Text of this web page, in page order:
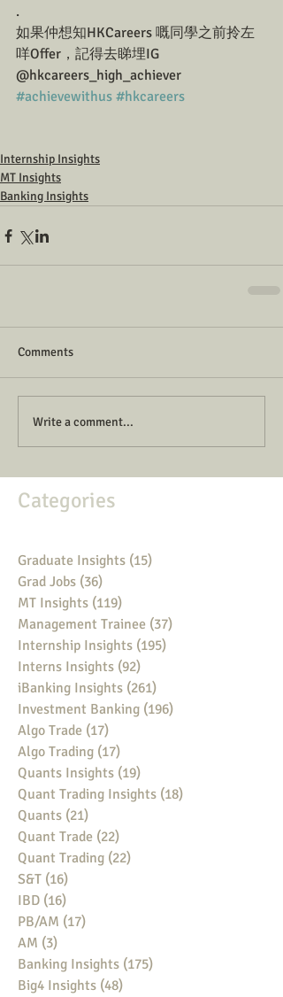
.
如果仲想知HKCareers 嘅同學之前拎左
咩Offer，記得去睇埋IG
@hkcareers_high_achiever
#achievewithus #hkcareers
Internship Insights
MT Insights
Banking Insights
Comments
Write a comment...
Categories
Graduate Insights (15)
Grad Jobs (36)
MT Insights (119)
Management Trainee (37)
Internship Insights (195)
Interns Insights (92)
iBanking Insights (261)
Investment Banking (196)
Algo Trade (17)
Algo Trading (17)
Quants Insights (19)
Quant Trading Insights (18)
Quants (21)
Quant Trade (22)
Quant Trading (22)
S&T (16)
IBD (16)
PB/AM (17)
AM (3)
Banking Insights (175)
Big4 Insights (48)